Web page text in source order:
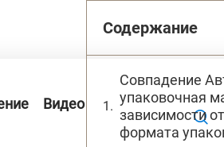
Видео
Содержание
Совпадение
упаковочная
зависимости
формата